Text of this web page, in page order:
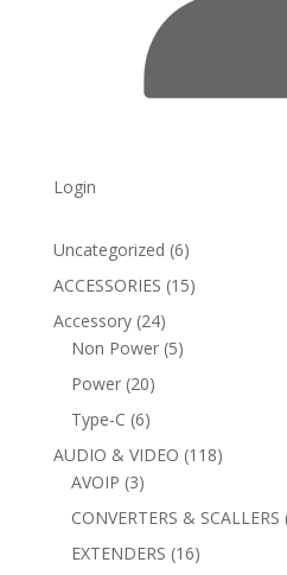
Login
Uncategorized 66
products
ACCESSORIES 1515
Accessory 2424
products
Non Power 55
Power 2020
products
Type-C 66
products
AUDIO & VIDEO 118118
AVOIP 33
products
CONVERTERS & SCALLERS
EXTENDERS 1616